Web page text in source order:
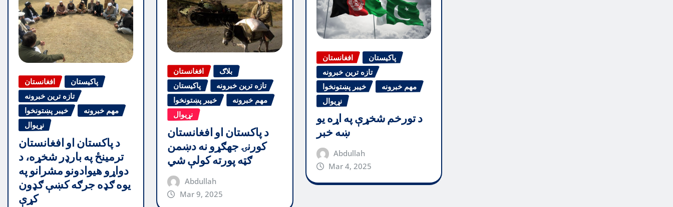
افغانستان
پاکیستان
تازه ترین خبرونه
خیبر پښتونخوا
مهم خبرونه
نړیوال
د پاکستان او افغانستان
ترمینځ په بارډر شخړه، د
دواړو هیوادونو مشرانو په
یوه ګډه جرګه کښې ګډون
کړې
افغانستان
بلاګ
پاکیستان
تازه ترین خبرونه
خیبر پښتونخوا
مهم خبرونه
نړیوال
د پاکستان او افغانستان
کورنۍ جهګړو نه دښمن
ګټه پورته کولې شي
Abdullah
Mar 9, 2025
افغانستان
پاکیستان
تازه ترین خبرونه
خیبر پښتونخوا
مهم خبرونه
نړیوال
د تورخم شخړې په اړه یو
ښه خبر
Abdullah
Mar 4, 2025